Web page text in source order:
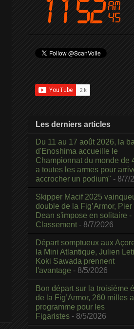
Les derniers articles
Du 11 au 17 août 2026, la
d'Enoshima accueille le
Championnat du monde de
a toutes les armes pour
accrocher un podium" - 8/7/
Skipper Macif 2025
double de la Fig’Armor,
Dean s'impose en solitaire -
Classement - 8/7/2026
Départ somptueux aux
la Mini Atlantique, Julien
Koki Sawada prennent
l'avantage - 8/5/2026
Bon départ sur la troisième
de la Fig’Armor, 260 milles
programme pour les
Figaristes - 8/5/2026